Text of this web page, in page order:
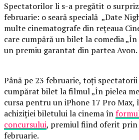
Spectatorilor li s-a pregătit o
februarie: o seară specială „Date
multe cinematografe din rețeaua
care cumpără un bilet la comedia
un premiu garantat din partea Avon.
Până pe 23 februarie, toți
cumpărat bilet la filmul „În pielea
cursa pentru un iPhone 17 Pro Max,
achiziției biletului la cinema în
concursului, premiul fiind oferit prin
februarie.